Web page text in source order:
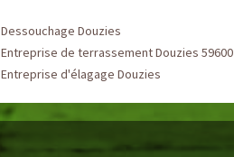
Dessouchage Douzies
Entreprise de terrassement Douzies 59600
Entreprise d'élagage Douzies